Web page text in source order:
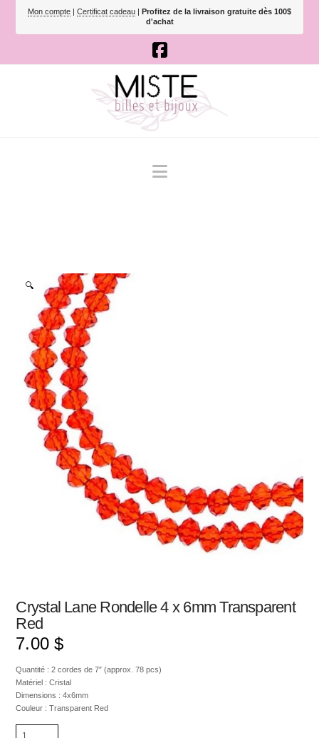
Mon compte | Certificat cadeau | Profitez de la livraison gratuite dès 100$
d'achat
Navigation
🔍
Crystal Lane Rondelle 4 x 6mm Transparent
Red
7.00 $
Quantité : 2 cordes de 7″ (approx. 78 pcs)
Matériel : Cristal
Dimensions : 4x6mm
Couleur : Transparent Red